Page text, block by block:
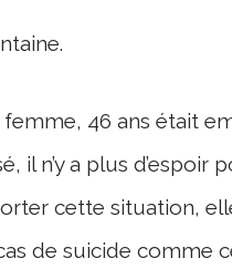
femme, 46 ans était
il n’y a plus d’espoir
cette situation,
de suicide comme